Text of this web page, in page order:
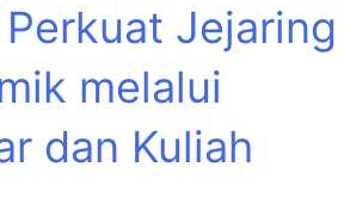
Jejaring
melalui
dan Kuliah